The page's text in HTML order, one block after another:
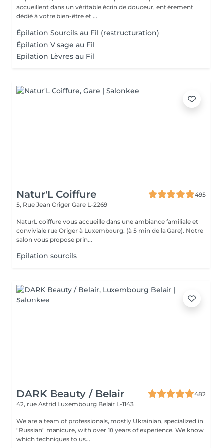
accueillent dans un véritable écrin de douceur, entièrement
dédié à votre bien-être et ...
Épilation Sourcils au Fil (restructuration)
Épilation Visage au Fil
Epilation Lèvres au Fil
Natur'L Coiffure
495
5, Rue Jean Origer Gare L-2269
NaturL coiffure vous accueille dans une ambiance familiale et
conviviale rue Origer à Luxembourg. (à 5 min de la Gare). Notre
salon vous propose prin...
Epilation sourcils
DARK Beauty / Belair
482
42, rue Astrid Luxembourg Belair L-1143
We are a team of professionals, mostly Ukrainian, specialized in
"Russian" manicure, with over 10 years of experience. We know
which techniques to us...